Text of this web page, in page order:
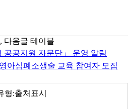
다음글 테이블
공공지원 자문단」 운영 알림
아심폐소생술 교육 참여자 모집